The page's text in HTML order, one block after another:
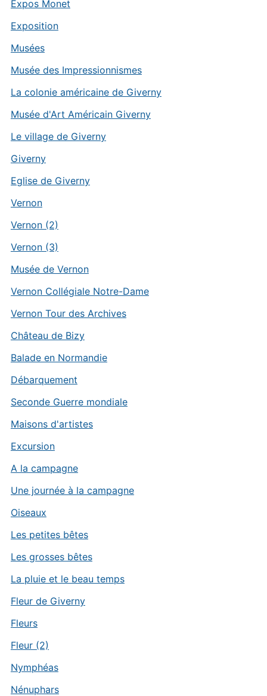
Expos Monet
Exposition
Musées
Musée des Impressionnismes
La colonie américaine de Giverny
Musée d'Art Américain Giverny
Le village de Giverny
Giverny
Eglise de Giverny
Vernon
Vernon (2)
Vernon (3)
Musée de Vernon
Vernon Collégiale Notre-Dame
Vernon Tour des Archives
Château de Bizy
Balade en Normandie
Débarquement
Seconde Guerre mondiale
Maisons d'artistes
Excursion
A la campagne
Une journée à la campagne
Oiseaux
Les petites bêtes
Les grosses bêtes
La pluie et le beau temps
Fleur de Giverny
Fleurs
Fleur (2)
Nymphéas
Nénuphars